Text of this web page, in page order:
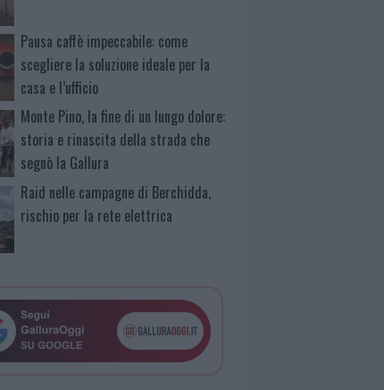
Pausa caffè impeccabile: come
scegliere la soluzione ideale per la
casa e l’ufficio
Monte Pino, la fine di un lungo dolore:
storia e rinascita della strada che
segnò la Gallura
Raid nelle campagne di Berchidda,
rischio per la rete elettrica